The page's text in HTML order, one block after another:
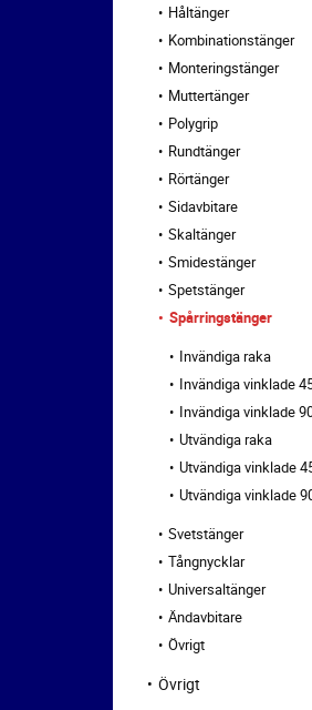
Håltänger
Kombinationstänger
Monteringstänger
Muttertänger
Polygrip
Rundtänger
Rörtänger
Sidavbitare
Skaltänger
Smidestänger
Spetstänger
Spårringstänger
Invändiga raka
Invändiga vinklade
Invändiga vinklade
Utvändiga raka
Utvändiga vinklade
Utvändiga vinklade
Svetstänger
Tångnycklar
Universaltänger
Ändavbitare
Övrigt
Övrigt